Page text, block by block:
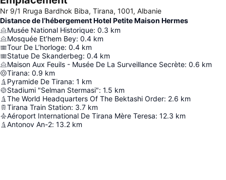
Nr 9/1 Rruga Bardhok Biba, Tirana, 1001, Albanie
Distance de l’hébergement Hotel Petite Maison Hermes
Musée National Historique: 0.3 km
Mosquée Et'hem Bey: 0.4 km
Tour De L’horloge: 0.4 km
Statue De Skanderbeg: 0.4 km
Maison Aux Feuils - Musée De La Surveillance Secrète: 0.6 km
Tirana: 0.9 km
Pyramide De Tirana: 1 km
Stadiumi "Selman Stermasi": 1.5 km
The World Headquarters Of The Bektashi Order: 2.6 km
Tirana Train Station: 3.7 km
Aéroport International De Tirana Mère Teresa: 12.3 km
Antonov An-2: 13.2 km